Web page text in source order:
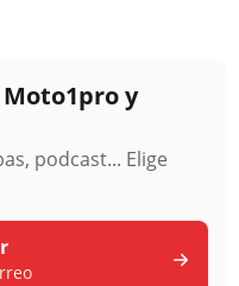
y
podcast... Elige